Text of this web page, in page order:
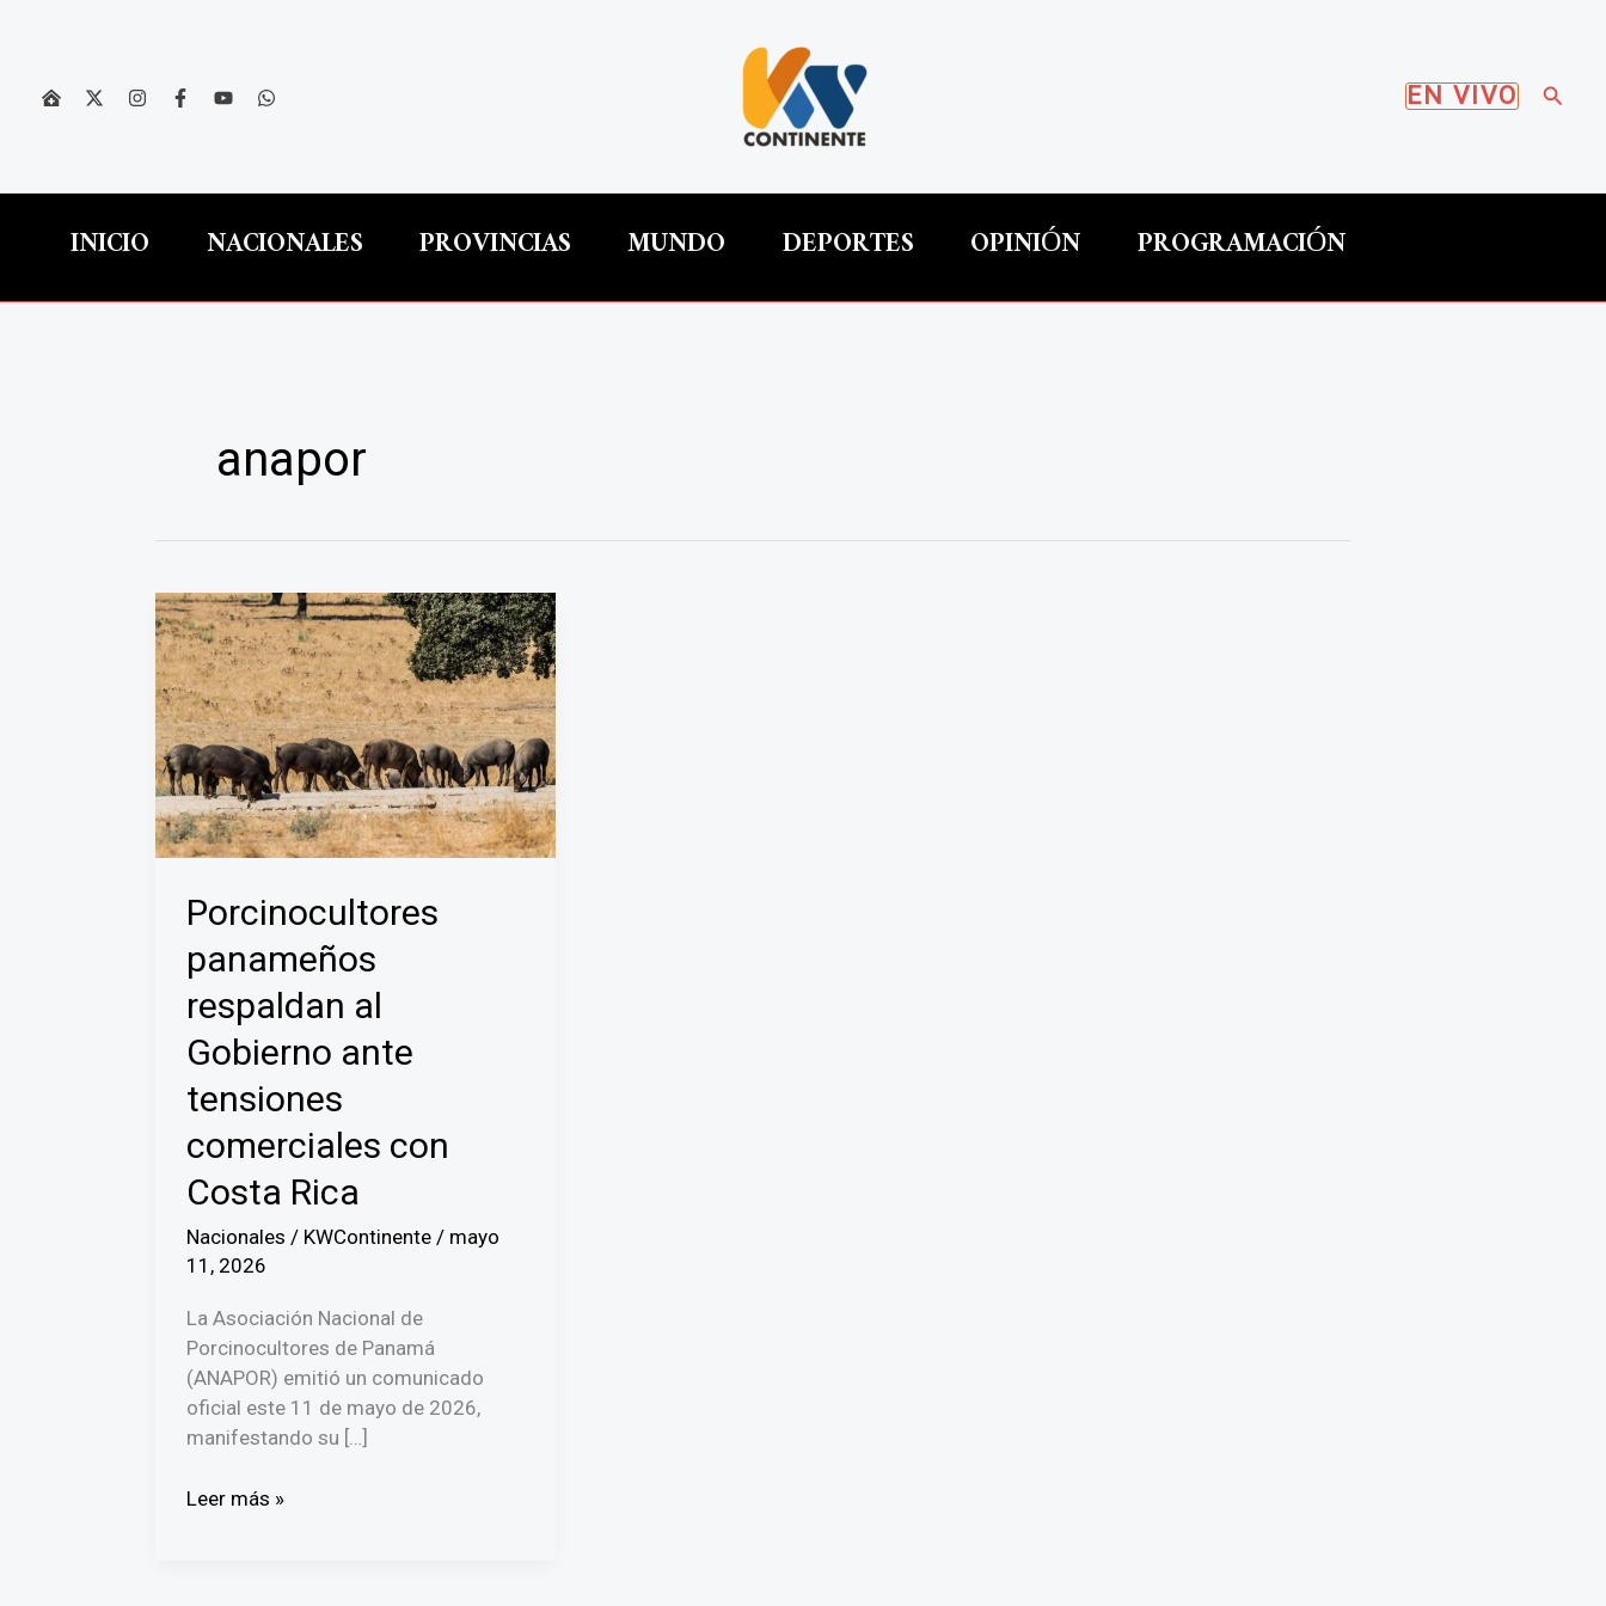
EN VIVO
INICIO NACIONALES PROVINCIAS MUNDO DEPORTES OPINIÓN PROGRAMACIÓN
anapor
Porcinocultores
panameños
respaldan al
Gobierno ante
tensiones
comerciales con
Costa Rica
Nacionales / KWContinente / mayo
11, 2026
La Asociación Nacional de
Porcinocultores de Panamá
(ANAPOR) emitió un comunicado
oficial este 11 de mayo de 2026,
manifestando su […]
Porcinocultores
Leer más »